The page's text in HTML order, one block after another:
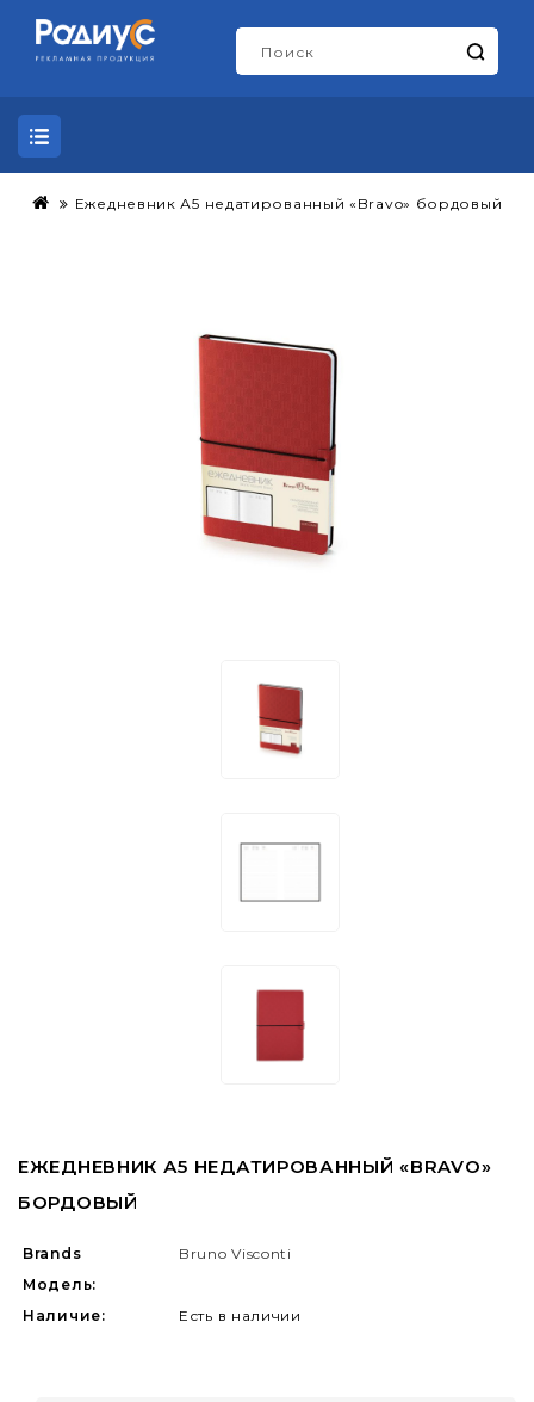
Ежедневник А5 недатированный «Bravo» бордовый
ЕЖЕДНЕВНИК А5 НЕДАТИРОВАННЫЙ «BRAVO»
БОРДОВЫЙ
Brands
Bruno Visconti
Модель:
Наличие:
Есть в наличии